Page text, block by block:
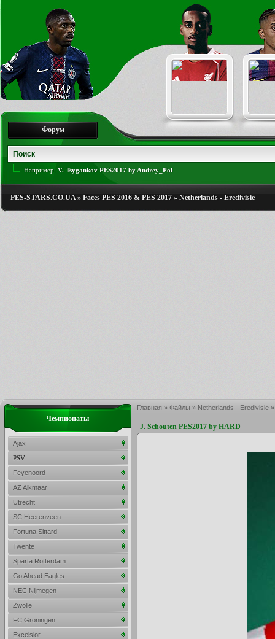
Форум
Например: V. Tsygankov PES2017 by Andrey_Pol
PES-STARS.CO.UA» Faces PES 2016 & PES 2017 » Netherlands - Eredivisie
Главная » Файлы » Netherlands - Eredivisie
J. Schouten PES2017 by HARD
Чемпионаты
Ajax
PSV
Feyenoord
AZ Alkmaar
Utrecht
SC Heerenveen
Fortuna Sittard
Twente
Sparta Rotterdam
Go Ahead Eagles
NEC Nijmegen
Zwolle
FC Groningen
Excelsior